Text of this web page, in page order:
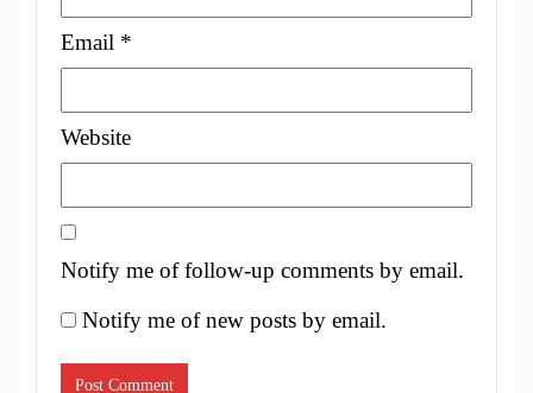
Email *
Website
Notify me of follow-up comments by email.
Notify me of new posts by email.